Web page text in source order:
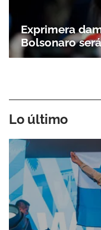
Exprimera
Bolsonaro
Lo último